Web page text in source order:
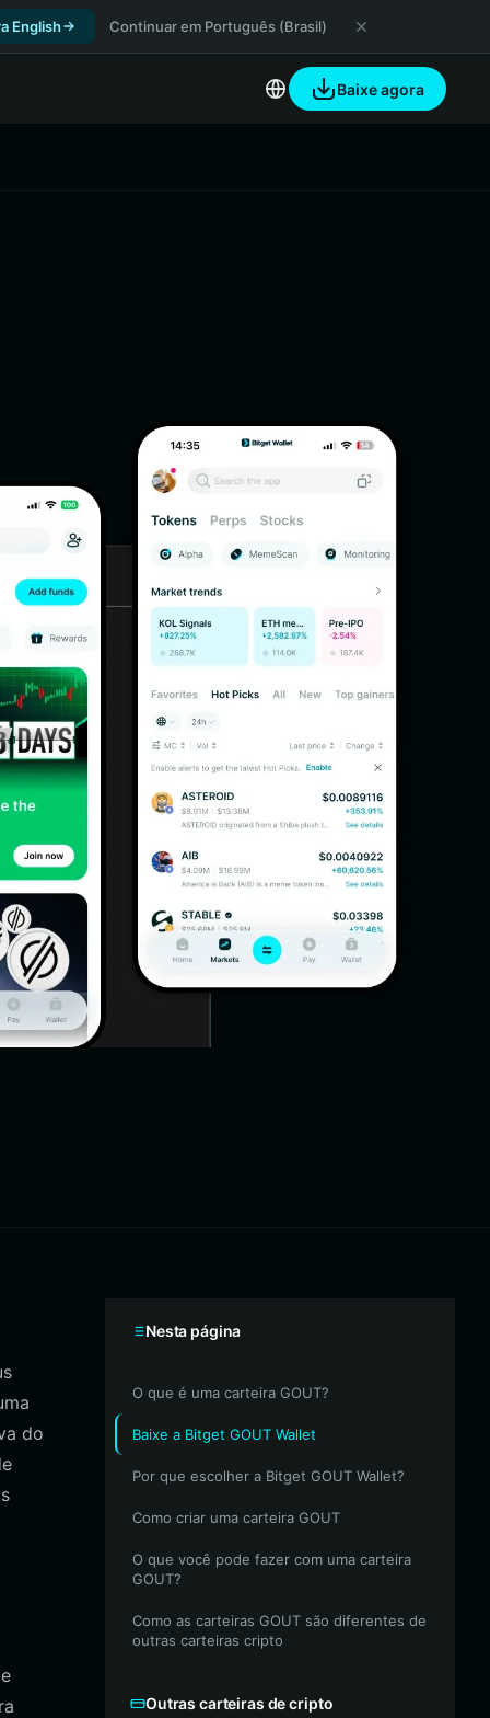
English Continuar em Português (Brasil)
Baixe agora
do
Nesta página
O que é uma carteira GOUT?
Baixe a Bitget GOUT Wallet
Por que escolher a Bitget GOUT Wallet?
Como criar uma carteira GOUT
O que você pode fazer com uma carteira
GOUT?
Como as carteiras GOUT são diferentes de
outras carteiras cripto
Outras carteiras de cripto